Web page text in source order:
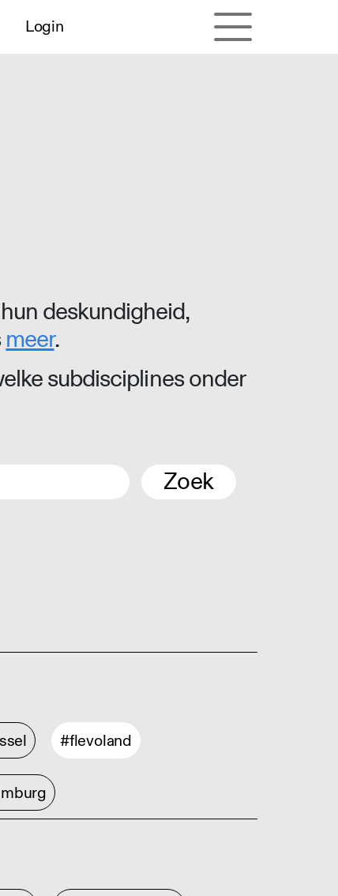
Login
deskundigheid,
meer.
subdisciplines onder
Zoek
#flevoland